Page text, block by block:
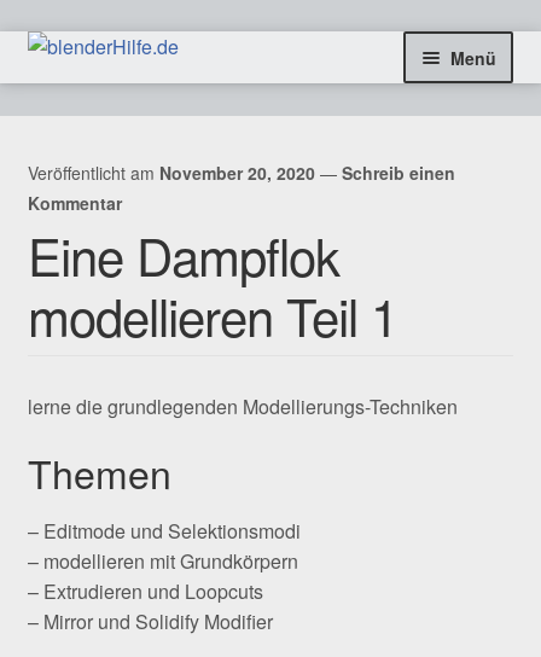
Zur
Zum
Menü
freie Tutorials
Blog & Infos
Coaching & Aufträge
Kontakt
Veröffentlicht am November 20, 2020 — Schreib einen
Kommentar
Eine Dampflok
modellieren Teil 1
lerne die grundlegenden Modellierungs-Techniken
Themen
– Editmode und Selektionsmodi
– modellieren mit Grundkörpern
– Extrudieren und Loopcuts
– Mirror und Solidify Modifier